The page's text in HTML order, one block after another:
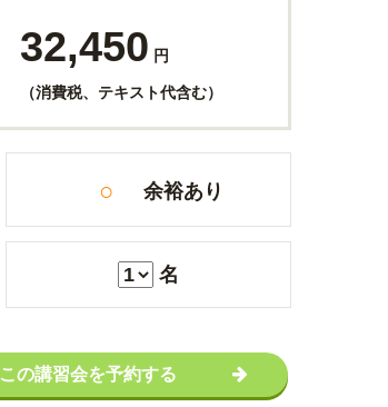
32,450 円
（消費税、テキスト代含む）
○ 余裕あり
名
この講習会を予約する